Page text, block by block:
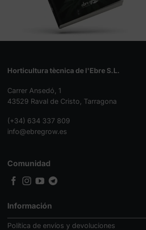
Horticultura tècnica de l'Ebre S.L.
Carrer Ansedó, 1
43529 Raval de Cristo, Tarragona
(+34) 634 337 809
info@ebregrow.es
Información
Política de envíos y devoluciones
Comunidad